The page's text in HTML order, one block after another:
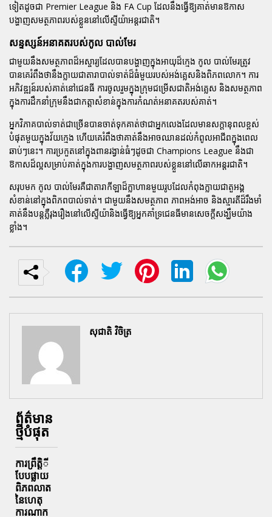
ទៀតដូចជា Premier League និង FA Cup ដែលនឹងធ្វើឱ្យគាត់មានឱកាស
បង្ហាញសមត្ថភាពរបស់ខ្លួននៅលើស្ទីយ៉ាអន្តរជាតិ។
សន្ទស្សន៍អនាគតរបស់កូល បាល់មែរ
ជាមួយនឹងសមត្ថភាពដ៏អស្ចារ្យដែលបានបង្ហាញក្នុងអាយុដ៏ក្មេង កូល បាល់មែរត្រូវ
បានគេរំពឹងថានឹងក្លាយជាតារាបាល់ទាត់ដ៏ធំមួយរបស់អង់គ្លេសនិងពិភពលោក។ ការ
អភិវឌ្ឍន៍របស់គាត់នៅជេនធី ការចូលរួមក្នុងក្រុមជម្រើសជាតិអង់គ្លេស និងសមត្ថភាព
ក្នុងការដឹកនាំក្រុមនឹងជាកត្តាសំខាន់ក្នុងការកំណត់អនាគតរបស់គាត់។
អ្នកវិភាគបាល់ទាត់ជាច្រើនបានចាត់ទុកគាត់ថាជាអ្នកលេងដែលមានសក្តានុពលខ្ពស់
បំផុតមួយក្នុងវ័យក្មេង ហើយគេរំពឹងថាគាត់នឹងអាចឈានដល់កំពូលអាជីពក្នុងពេល
ឆាប់ៗនេះ។ ការប្រកួតនៅក្នុងពានរង្វាន់ធំៗដូចជា Champions League នឹងជា
ឱកាសដ៏ល្អសម្រាប់គាត់ក្នុងការបង្ហាញសមត្ថភាពរបស់ខ្លួននៅលើឆាកអន្តរជាតិ។
សរុបមក កូល បាល់មែរគឺជាតារាកីឡាដ៏ក្លាហានមួយរូបដែលកំពុងក្លាយជាតួអង្គ
សំខាន់នៅក្នុងពិភពបាល់ទាត់។ ជាមួយនឹងសមត្ថភាព ភាពអង់អាច និងស្មារតីដ៏រឹងមាំ
គាត់នឹងបន្តភ្លឺរុងរឿងនៅលើស្ទីយ៉ានិងធ្វើឱ្យអ្នកគាំទ្រជេនធីមានសេចក្តីសង្ឃឹមយ៉ាង
ខ្លាំង។
សុជាតិ វិចិត្រ
ព័ត៌មាន
ថ្មីបំផុត
ការព្រឹតិ្តី
បែបផ្លាយ
ពិភពលាត
នៃហេតុ
ការណាក